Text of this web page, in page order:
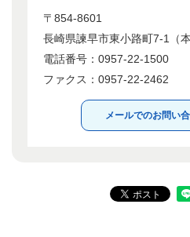
〒854-8601
長崎県諫早市東小路町7-1（
電話番号：0957-22-1500
ファクス：0957-22-2462
メールでのお問い